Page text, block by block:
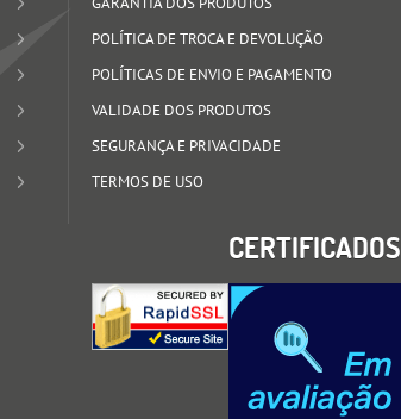
POLÍTICA DE TROCA E DEVOLUÇÃO
POLÍTICAS DE ENVIO E PAGAMENTO
VALIDADE DOS PRODUTOS
SEGURANÇA E PRIVACIDADE
TERMOS DE USO
CERTIFICADOS